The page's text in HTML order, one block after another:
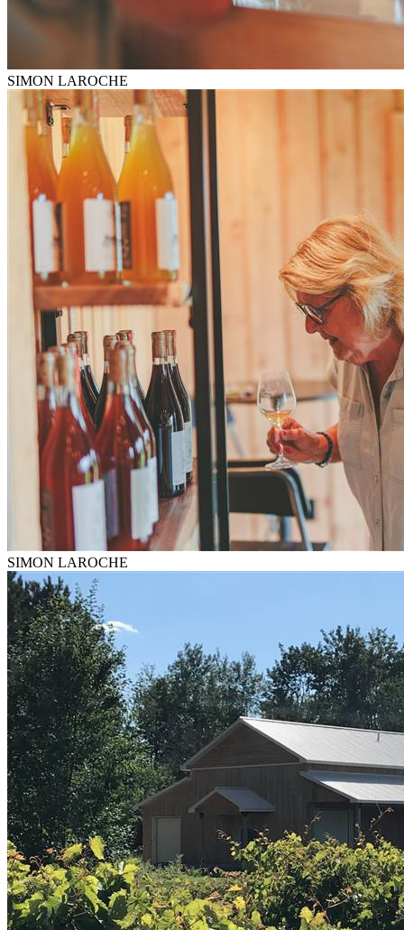
SIMON LAROCHE
SIMON LAROCHE